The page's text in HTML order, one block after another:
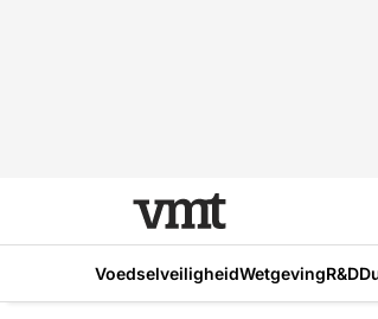
VoedselveiligheidWetgevingR&D